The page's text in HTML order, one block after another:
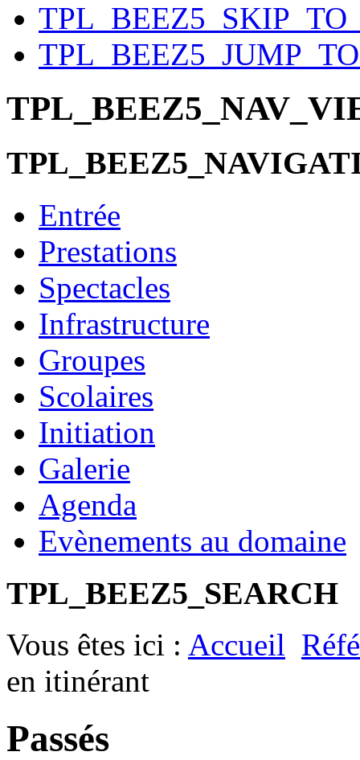
Entrée
Prestations
Spectacles
Infrastructure
Groupes
Scolaires
Initiation
Galerie
Agenda
Evènements au domaine
TPL_BEEZ5_SEARCH
Vous êtes ici : Accueil
en itinérant
Passés